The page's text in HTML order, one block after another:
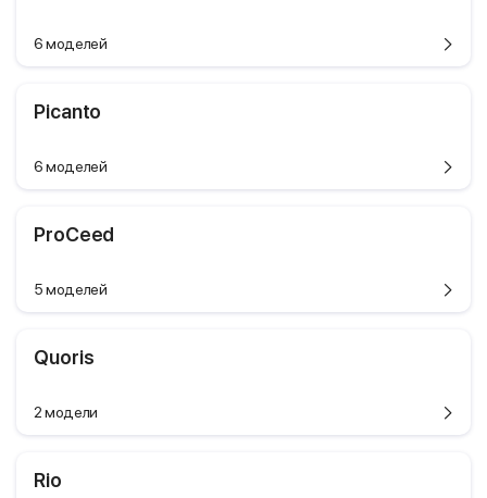
6 моделей
Picanto
6 моделей
ProCeed
5 моделей
Quoris
2 модели
Rio